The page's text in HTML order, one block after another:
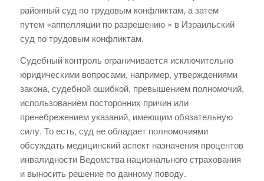
районный суд по трудовым конфликтам, а затем
путем «аппелляции по разрешению » в Израильский
суд по трудовым конфликтам.
Судебный контроль ограничивается исключительно
юридическими вопросами, например, утверждениями
закона, судебной ошибкой, превышением полномочий,
использованием посторонних причин или
пренебрежением указаний, имеющим обязательную
силу. То есть, суд не обладает полномочиями
обсуждать медицинский аспект назначения процентов
инвалидности Ведомства национального страхования
и выносить решение по данному поводу.